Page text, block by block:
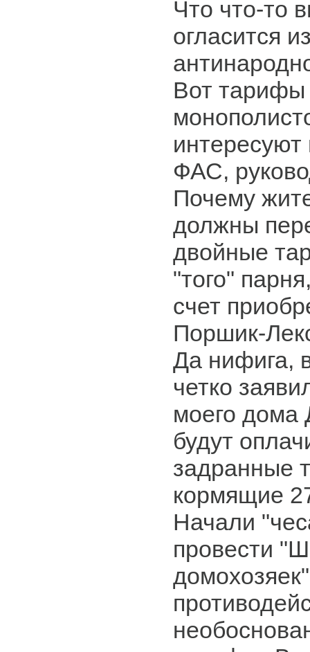
Что что-то
огласится
Вот тарифы
интересуют
ФАС,
Почему
должны
двойные
"того"
счет
Поршик-
Да нифига,
четко
моего дома
будут
задранные
кормящие
Начали
провести